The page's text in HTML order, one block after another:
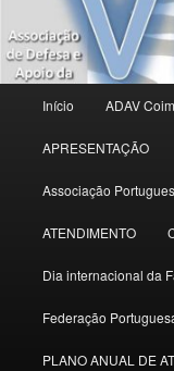
principal
Início ADAV
APRESENTAÇÃO
Associação
ATENDIMENTO
Dia internacional da
Federação
PLANO ANUAL DE